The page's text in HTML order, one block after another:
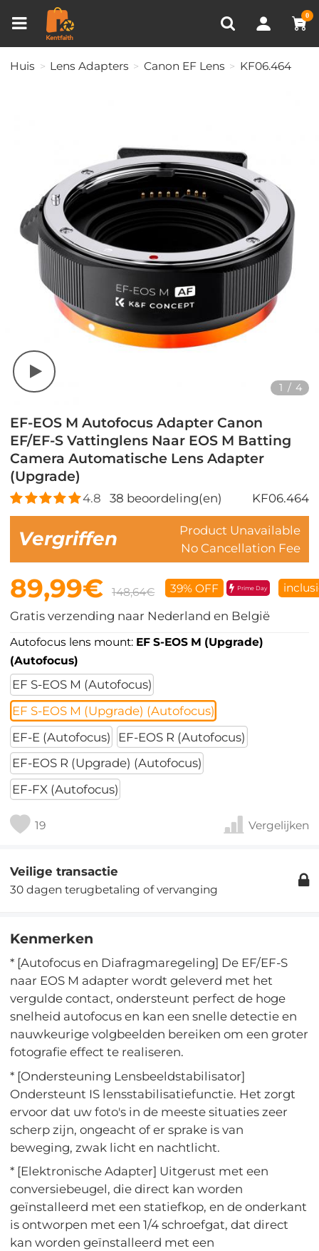
0
RECENT BEKEKEN
Huis Lens Adapters Canon EF Lens KF06.464
1 / 4
EF-EOS M Autofocus Adapter Canon
EF/EF-S Vattinglens Naar EOS M Batting
Camera Automatische Lens Adapter
(Upgrade)
4.8 38 beoordeling(en) KF06.464
Vergriffen
Product Unavailable
No Cancellation Fee
89,99€ 148,64€ 39% OFF Prime Day
Gratis verzending naar Nederland en België
Autofocus lens mount: EF S-EOS M (Upgrade)
(Autofocus)
EF S-EOS M (Autofocus)
EF S-EOS M (Upgrade) (Autofocus)
EF-E (Autofocus)
EF-EOS R (Autofocus)
EF-EOS R (Upgrade) (Autofocus)
EF-FX (Autofocus)
19 Vergelijken
Veilige transactie
30 dagen terugbetaling of vervanging
Kenmerken
* [Autofocus en Diafragmaregeling] De EF/EF-S
naar EOS M adapter wordt geleverd met het
vergulde contact, ondersteunt perfect de hoge
snelheid autofocus en kan een snelle detectie en
nauwkeurige volgbeelden bereiken om een groter
fotografie effect te realiseren.
* [Ondersteuning Lensbeeldstabilisator]
Ondersteunt IS lensstabilisatiefunctie. Het zorgt
ervoor dat uw foto's in de meeste situaties zeer
scherp zijn, ongeacht of er sprake is van
beweging, zwak licht en nachtlicht.
* [Elektronische Adapter] Uitgerust met een
conversiebeugel, die direct kan worden
geïnstalleerd met een statiefkop, en de onderkant
is ontworpen met een 1/4 schroefgat, dat direct
kan worden geïnstalleerd met een